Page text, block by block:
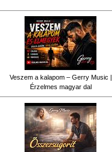
Veszem a kalapom – Gerry Music |
Érzelmes magyar dal